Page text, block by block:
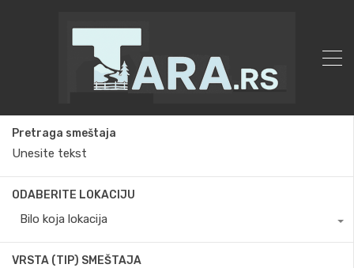
Pretraga smeštaja
ODABERITE LOKACIJU
Bilo koja lokacija
VRSTA (TIP) SMEŠTAJA